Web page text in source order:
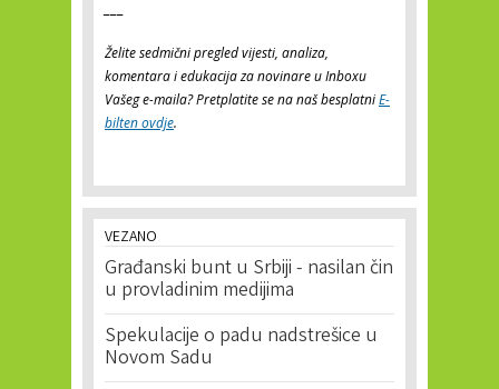
Želite sedmični pregled vijesti, analiza,
komentara i edukacija za novinare u Inboxu
Vašeg e-maila? Pretplatite se na naš besplatniE-
bilten ovdje.
VEZANO
Građanski bunt u Srbiji - nasilan čin
u provladinim medijima
Spekulacije o padu nadstrešice u
Novom Sadu